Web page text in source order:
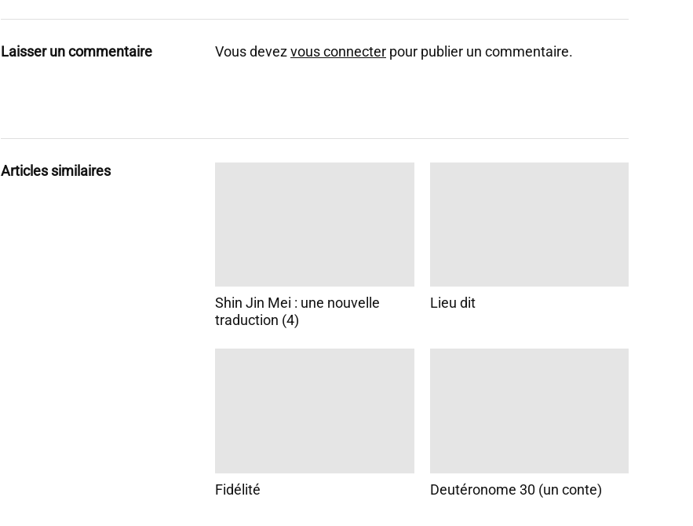
Laisser un commentaire Vous devezvous connecter pour publier un commentaire.
Articles similaires
Shin Jin Mei : une nouvelle
traduction (4)
Lieu dit
Fidélité Deutéronome 30 (un conte)